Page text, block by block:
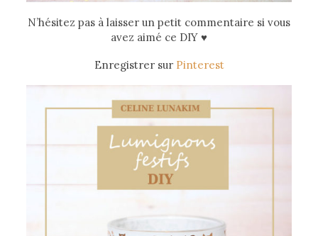
N’hésitez pas à laisser un petit commentaire si vous
avez aimé ce DIY ♥
Enregistrer sur Pinterest